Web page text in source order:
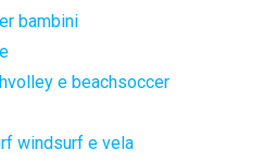
bambini
e beachsoccer
windsurf e vela